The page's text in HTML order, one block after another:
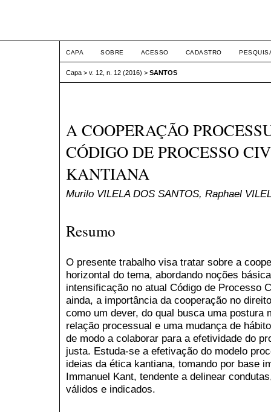
CAPA SOBRE ACESSO CADASTRO
Capa > v. 12, n. 12 (2016) > SANTOS
A COOPERAÇÃO
CÓDIGO DE PROCESSO
KANTIANA
Murilo VILELA DOS SANTOS, Raphael
Resumo
O presente trabalho visa tratar sobre a
horizontal do tema, abordando noções
intensificação no atual Código de Processo
ainda, a importância da cooperação no
como um dever, do qual busca uma postura
relação processual e uma mudança de
de modo a colaborar para a efetividade do
justa. Estuda-se a efetivação do modelo
ideias da ética kantiana, tomando por base
Immanuel Kant, tendente a delinear
válidos e indicados.